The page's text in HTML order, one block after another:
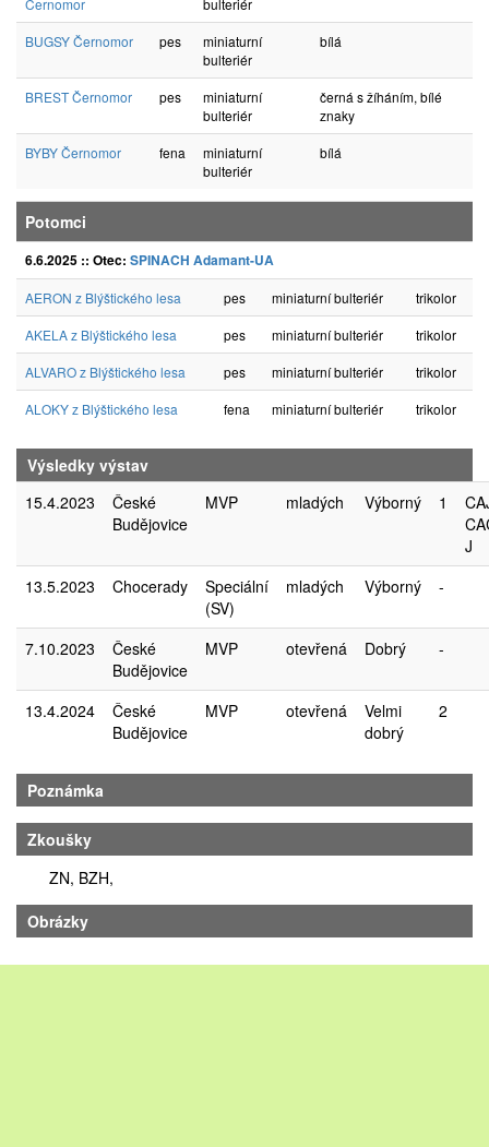
Černomor
bulteriér
BUGSY Černomor pes
miniaturní
bulteriér
bílá
BREST Černomor pes
miniaturní
bulteriér
černá s žíháním, bílé
znaky
BYBY Černomor
fena
miniaturní
bulteriér
bílá
Potomci
6.6.2025 :: Otec: SPINACH Adamant-UA
AERON z Blýštického lesa pes miniaturní bulteriér
trikolor
AKELA z Blýštického lesa
pes miniaturní bulteriér
trikolor
ALVARO z Blýštického lesa
pes miniaturní bulteriér
trikolor
ALOKY z Blýštického lesa
fena miniaturní bulteriér trikolor
Výsledky výstav
15.4.2023
České
Budějovice
MVP mladých Výborný 1
J
13.5.2023
Chocerady
Speciální
(SV)
mladých Výborný -
7.10.2023
České
Budějovice
MVP otevřená Dobrý -
13.4.2024
České
Budějovice
MVP otevřená
Velmi
dobrý
2
Poznámka
Zkoušky
ZN, BZH,
Obrázky